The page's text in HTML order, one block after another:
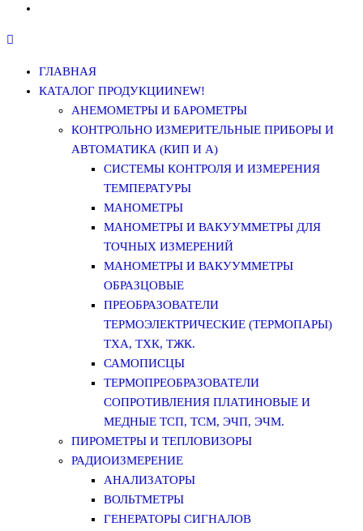
ГЛАВНАЯ
КАТАЛОГ ПРОДУКЦИИNEW!
АНЕМОМЕТРЫ И БАРОМЕТРЫ
КОНТРОЛЬНО ИЗМЕРИТЕЛЬНЫЕ ПРИБОРЫ И
АВТОМАТИКА (КИП И А)
СИСТЕМЫ КОНТРОЛЯ И ИЗМЕРЕНИЯ
ТЕМПЕРАТУРЫ
МАНОМЕТРЫ
МАНОМЕТРЫ И ВАКУУММЕТРЫ ДЛЯ
ТОЧНЫХ ИЗМЕРЕНИЙ
МАНОМЕТРЫ И ВАКУУММЕТРЫ
ОБРАЗЦОВЫЕ
ПРЕОБРАЗОВАТЕЛИ
ТЕРМОЭЛЕКТРИЧЕСКИЕ (ТЕРМОПАРЫ)
ТХА, ТХК, ТЖК.
САМОПИСЦЫ
ТЕРМОПРЕОБРАЗОВАТЕЛИ
СОПРОТИВЛЕНИЯ ПЛАТИНОВЫЕ И
МЕДНЫЕ ТСП, ТСМ, ЭЧП, ЭЧМ.
ПИРОМЕТРЫ И ТЕПЛОВИЗОРЫ
РАДИОИЗМЕРЕНИЕ
АНАЛИЗАТОРЫ
ВОЛЬТМЕТРЫ
ГЕНЕРАТОРЫ СИГНАЛОВ